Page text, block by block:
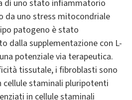
di uno stato infiammatorio
da uno stress mitocondriale
patogeno è stato
dalla supplementazione con L-
potenziale via terapeutica.
tissutale, i fibroblasti sono
staminali pluripotenti
in cellule staminali